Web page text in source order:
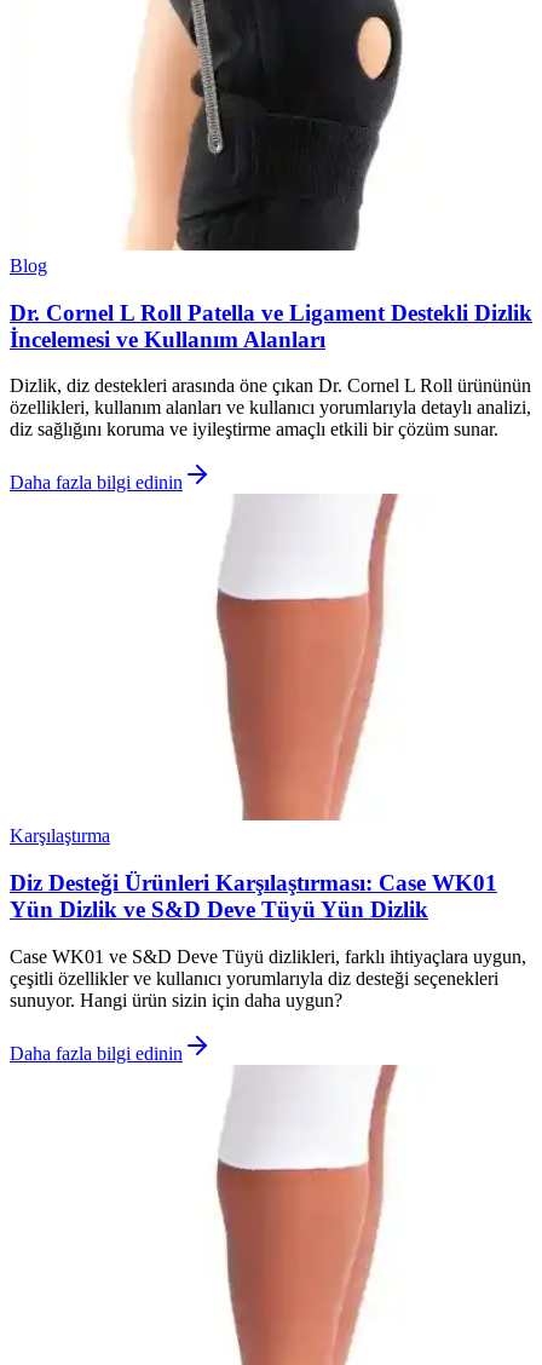
Blog
Dr. Cornel L Roll Patella ve Ligament Destekli Dizlik
İncelemesi ve Kullanım Alanları
Dizlik, diz destekleri arasında öne çıkan Dr. Cornel L Roll ürününün
özellikleri, kullanım alanları ve kullanıcı yorumlarıyla detaylı analizi,
diz sağlığını koruma ve iyileştirme amaçlı etkili bir çözüm sunar.
Daha fazla bilgi edinin
Karşılaştırma
Diz Desteği Ürünleri Karşılaştırması: Case WK01
Yün Dizlik ve S&D Deve Tüyü Yün Dizlik
Case WK01 ve S&D Deve Tüyü dizlikleri, farklı ihtiyaçlara uygun,
çeşitli özellikler ve kullanıcı yorumlarıyla diz desteği seçenekleri
sunuyor. Hangi ürün sizin için daha uygun?
Daha fazla bilgi edinin